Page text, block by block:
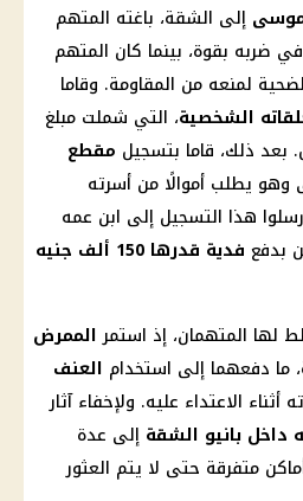
موسى إلى الشقة، باغته المتهم
ضربه بقوة، بينما كان المتهم
لمنعه من المقاومة. وقاما
الشخصية، التي شملت مبلغ
مقطع
يطلب أموالًا من أسرته
هذا التسجيل إلى ابن عمه
بدفع فدية قدرها 150 ألف جنيه
لها المتهمان، إذ استمرالممرض
ما دفعهما إلى استخدام العنف
الاعتداء عليه. ولإخفاء آثار
داخل بانيو الشقة إلى عدة
متفرقة حتى لا يتم العثور